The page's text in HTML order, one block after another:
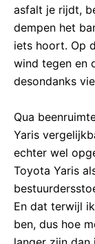
asfalt je rijdt,
dempen het
iets hoort. Op
wind tegen en
desondanks
Qua
Yaris
echter wel
Toyota Yaris
En dat terwijl
ben, dus hoe